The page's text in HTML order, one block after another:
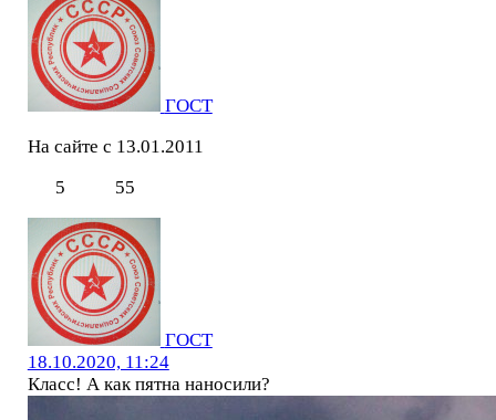
ГОСТ
На сайте с 13.01.2011
5
55
ГОСТ
18.10.2020, 11:24
Класс! А как пятна наносили?